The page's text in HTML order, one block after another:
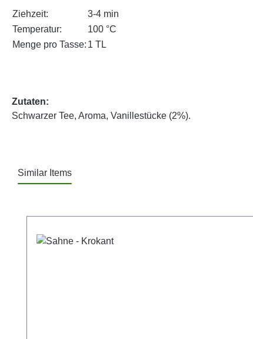
Ziehzeit:
3-4 min
Temperatur:
100 °C
Menge pro Tasse: 1 TL
Zutaten:
Schwarzer Tee, Aroma, Vanillestücke (2%).
Similar Items